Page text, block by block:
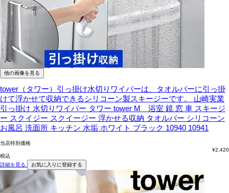
他の画像を見る
tower（タワー）引っ掛け水切りワイパーは、タオルバーに引っ掛
けて浮かせて収納できるシリコーン製スキージーです。
山崎実業
引っ掛け 水切りワイパー タワー tower M 浴室 鏡 窓 車 スキージ
ー スクイジー スクイージー 浮かせる収納 タオルバー シリコーン
お風呂 洗面所 キッチン 水垢 ホワイト ブラック 10940 10941
当店特別価格
¥2,420
税込
詳細を見る
お気に入りに登録する